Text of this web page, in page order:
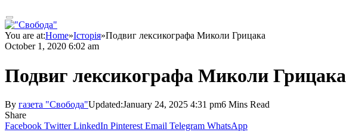
You are at:Home»Історія»Подвиг лексикографа Миколи Грицака
October 1, 2020 6:02 am
Подвиг лексикографа Миколи Грицака
By газета "Свобода"Updated:January 24, 2025 4:31 pm6 Mins Read
Share
Facebook Twitter LinkedIn Pinterest Email Telegram WhatsApp